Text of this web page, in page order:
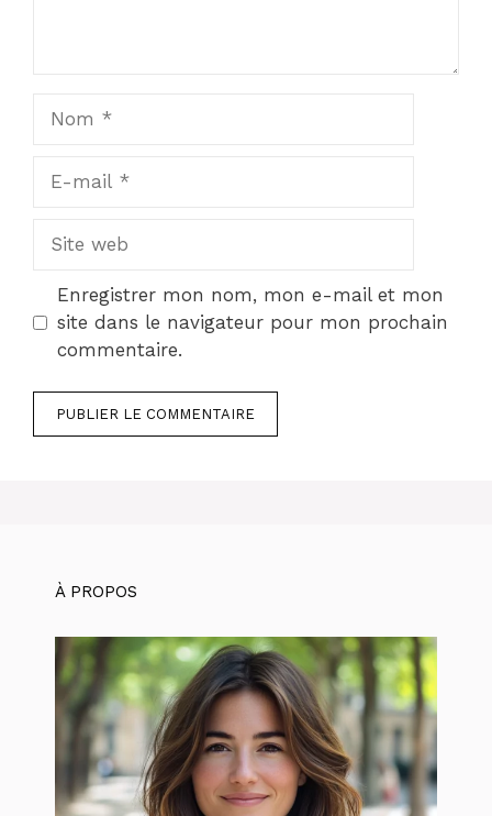
mail
web
Enregistrer mon nom, mon e-mail et mon
site dans le navigateur pour mon prochain
commentaire.
À PROPOS